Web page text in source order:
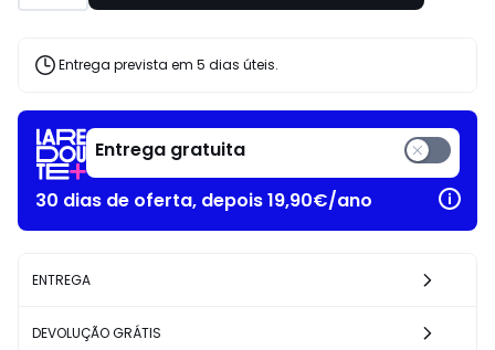
€
de
desconto
Entrega prevista em 5 dias úteis.
Entrega gratuita
30 dias de oferta, depois 19,90€/ano
ENTREGA
DEVOLUÇÃO GRÁTIS